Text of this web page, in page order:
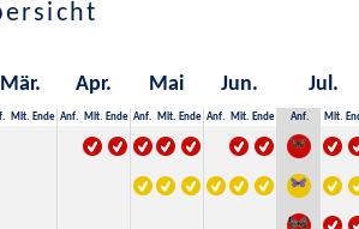
Mär. Apr. Mai Jun. Jul.
Mit. Ende Anf. Mit. Ende Anf. Mit. Ende Anf. Mit. Ende Anf. Mit.